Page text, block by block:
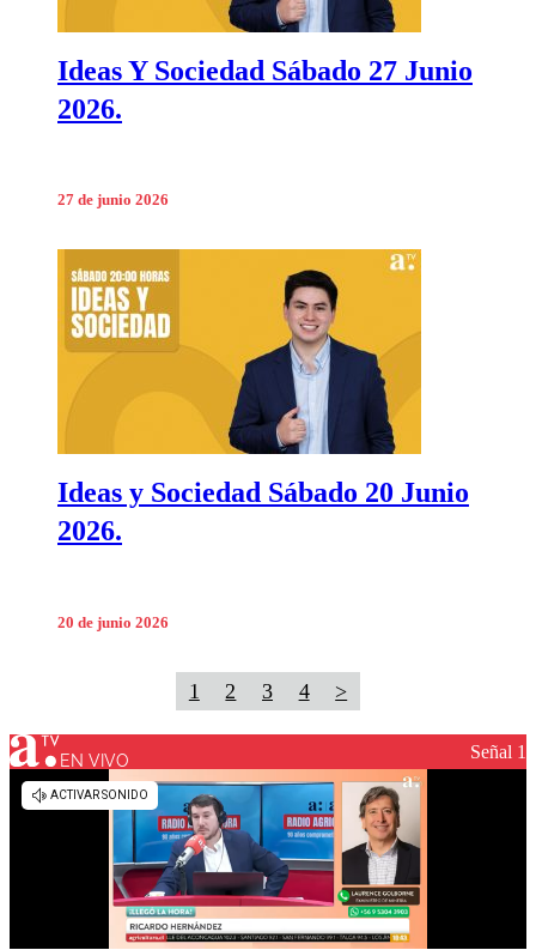
Ideas Y Sociedad Sábado 27 Junio
2026.
27 de junio 2026
Ideas y Sociedad Sábado 20 Junio
2026.
20 de junio 2026
1 2 3 4 >
EN VIVO Señal 1